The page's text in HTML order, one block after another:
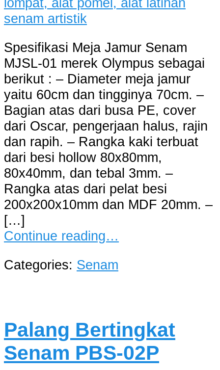
Spesifikasi Meja Jamur Senam
MJSL-01 merek Olympus sebagai
berikut : – Diameter meja jamur
yaitu 60cm dan tingginya 70cm. –
Bagian atas dari busa PE, cover
dari Oscar, pengerjaan halus, rajin
dan rapih. – Rangka kaki terbuat
dari besi hollow 80x80mm,
80x40mm, dan tebal 3mm. –
Rangka atas dari pelat besi
200x200x10mm dan MDF 20mm. –
[…]
Continue reading…
Categories: Senam
Palang Bertingkat
Senam PBS-02P